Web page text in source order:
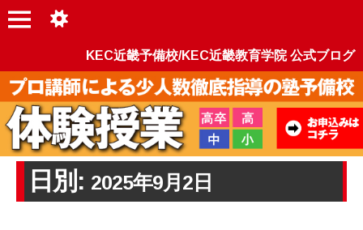
KEC近畿予備校/KEC近畿教育学院 公式ブログ
日別: 2025年9月2日